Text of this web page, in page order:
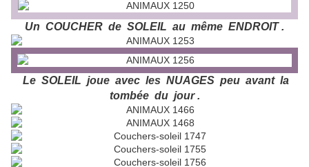
Un COUCHER de SOLEIL au même ENDROIT .
Le SOLEIL joue avec les NUAGES peu avant la
tombée du jour .